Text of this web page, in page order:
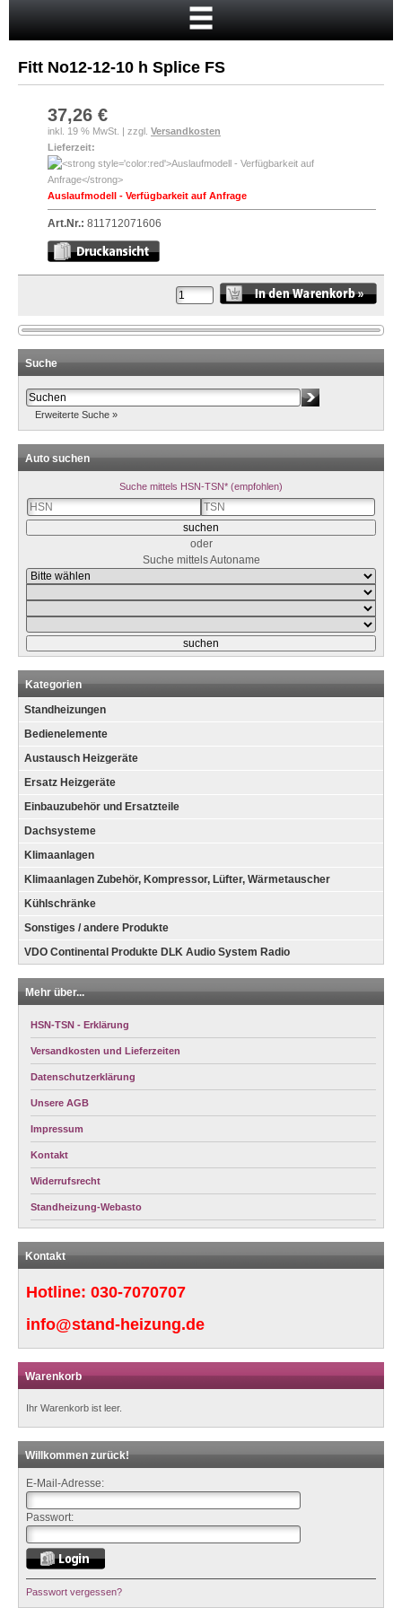
Neukunde?
Kasse
Anmelden
Fitt No12-12-10 h Splice FS
37,26 €
inkl. 19 % MwSt. | zzgl. Versandkosten
Lieferzeit:
Auslaufmodell - Verfügbarkeit auf Anfrage
Art.Nr.: 811712071606
Suche
Erweiterte Suche »
Auto suchen
Suche mittels HSN-TSN* (empfohlen)
oder
Suche mittels Autoname
Kategorien
Standheizungen
Bedienelemente
Austausch Heizgeräte
Ersatz Heizgeräte
Einbauzubehör und Ersatzteile
Dachsysteme
Klimaanlagen
Klimaanlagen Zubehör, Kompressor, Lüfter, Wärmetauscher
Kühlschränke
Sonstiges / andere Produkte
VDO Continental Produkte DLK Audio System Radio
Mehr über...
HSN-TSN - Erklärung
Versandkosten und Lieferzeiten
Datenschutzerklärung
Unsere AGB
Impressum
Kontakt
Widerrufsrecht
Standheizung-Webasto
Kontakt
Hotline: 030-7070707
info@stand-heizung.de
Warenkorb
Ihr Warenkorb ist leer.
Willkommen zurück!
E-Mail-Adresse:
Passwort:
Passwort vergessen?